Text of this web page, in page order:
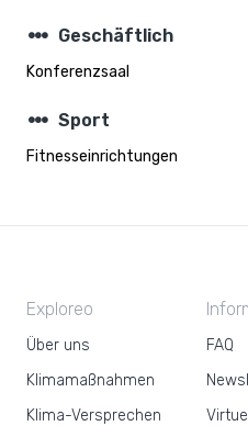
steppers Geschäftlich
Konferenzsaal
steppers Sport
Fitnesseinrichtungen
Exploreo
Über uns
Klimamaßnahmen
Klima-Versprechen
FAQ